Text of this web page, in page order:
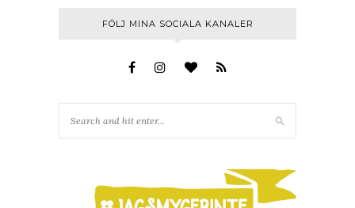
FÖLJ MINA SOCIALA KANALER